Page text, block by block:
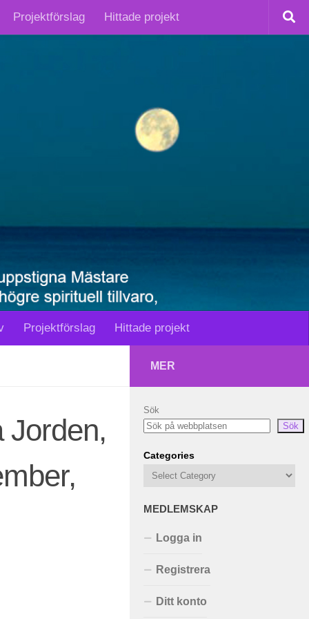
Projektförslag Hittade projekt
Projektförslag Hittade projekt
Jorden,
MER
Sök
Sök
Categories
MEDLEMSKAP
Logga in
Registrera
Ditt konto